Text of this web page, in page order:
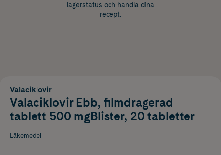
lagerstatus och handla dina
recept.
Valaciklovir
Valaciklovir Ebb, filmdragerad
tablett 500 mgBlister, 20 tabletter
Läkemedel